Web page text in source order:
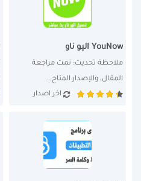
YouNow اليو ناو
المقال، والإصدار المتاح...
اخر اصدار